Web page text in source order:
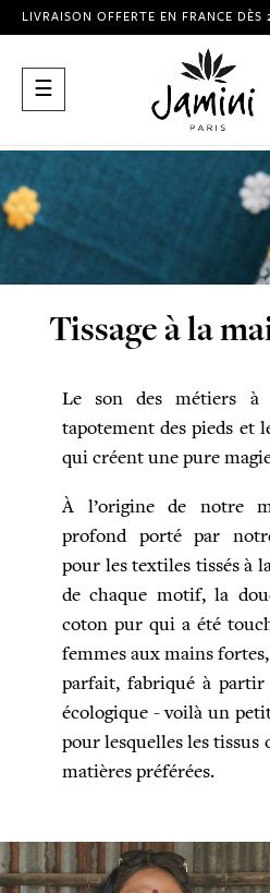
LIVRAISON OFFERTE EN FRANCE DÈS
Basculer
la
☰
Tissage à la
Le son des métiers
tapotement des pieds et
qui créent une pure
À l’origine de notre
profond porté par
pour les textiles tissés à
de chaque motif, la
coton pur qui a été
femmes aux mains
parfait, fabriqué à
écologique - voilà un
pour lesquelles les
matières préférées.